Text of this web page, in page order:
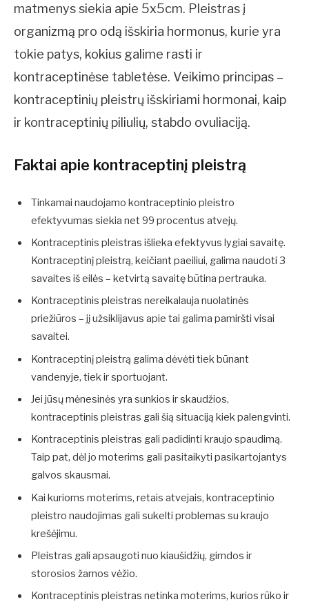
matmenys siekia apie 5x5cm. Pleistras į
organizmą pro odą išskiria hormonus, kurie yra
tokie patys, kokius galime rasti ir
kontraceptinėse tabletėse. Veikimo principas –
kontraceptinių pleistrų išskiriami hormonai, kaip
ir kontraceptinių piliulių, stabdo ovuliaciją.
Faktai apie kontraceptinį pleistrą
Tinkamai naudojamo kontraceptinio pleistro
efektyvumas siekia net 99 procentus atvejų.
Kontraceptinis pleistras išlieka efektyvus lygiai savaitę.
Kontraceptinį pleistrą, keičiant paeiliui, galima naudoti 3
savaites iš eilės – ketvirtą savaitę būtina pertrauka.
Kontraceptinis pleistras nereikalauja nuolatinės
priežiūros – jį užsiklijavus apie tai galima pamiršti visai
savaitei.
Kontraceptinį pleistrą galima dėvėti tiek būnant
vandenyje, tiek ir sportuojant.
Jei jūsų mėnesinės yra sunkios ir skaudžios,
kontraceptinis pleistras gali šią situaciją kiek palengvinti.
Kontraceptinis pleistras gali padidinti kraujo spaudimą.
Taip pat, dėl jo moterims gali pasitaikyti pasikartojantys
galvos skausmai.
Kai kurioms moterims, retais atvejais, kontraceptinio
pleistro naudojimas gali sukelti problemas su kraujo
krešėjimu.
Pleistras gali apsaugoti nuo kiaušidžių, gimdos ir
storosios žarnos vėžio.
Kontraceptinis pleistras netinka moterims, kurios rūko ir